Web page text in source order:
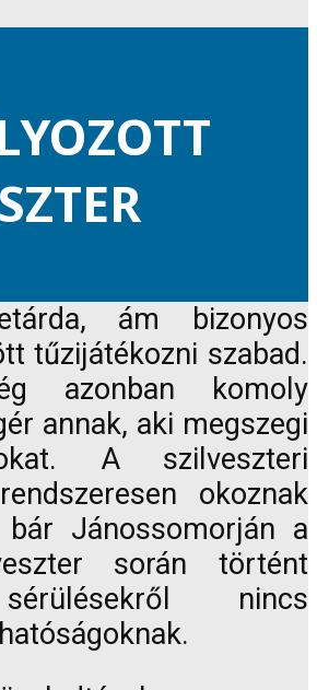
ám bizonyos
tűzijátékozni szabad.
azonban komoly
annak, aki megszegi
A szilveszteri
okoznak
bár Jánossomorján a
során történt
nincs